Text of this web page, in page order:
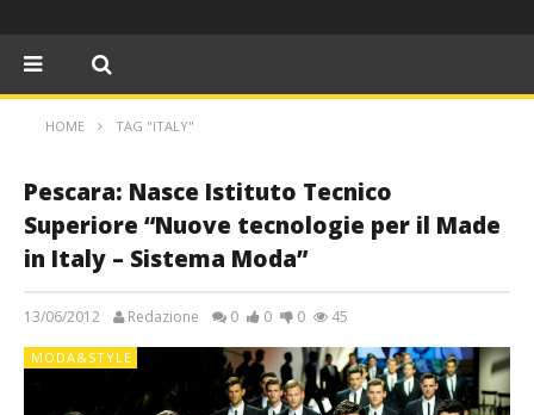
HOME TAG "ITALY"
Pescara: Nasce Istituto Tecnico
Superiore “Nuove tecnologie per il Made
in Italy – Sistema Moda”
13/06/2012 Redazione 0 0 0 45
MODA&STYLE